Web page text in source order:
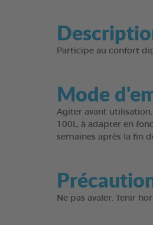
Participe au confort
Mode
Agiter avant
100L, à adapter en
semaines après la fin
Ne pas avaler. Tenir